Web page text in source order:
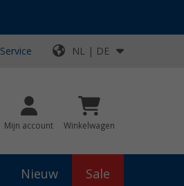
Service NL | DE
Mijn account Winkelwagen
Nieuw Sale